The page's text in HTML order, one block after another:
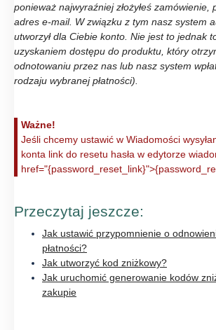
ponieważ najwyraźniej złożyłeś zamówienie,
adres e-mail. W związku z tym nasz system
utworzył dla Ciebie konto. Nie jest to jednak
uzyskaniem dostępu do produktu, który
odnotowaniu przez nas lub nasz system
rodzaju wybranej płatności).
Ważne!
Jeśli chcemy ustawić w Wiadomości
konta link do resetu hasła w edytorze
Przeczytaj jeszcze:
Jak ustawić przypomnienie o
płatności?
Jak utworzyć kod zniżkowy?
Jak uruchomić generowanie kodów
zakupie